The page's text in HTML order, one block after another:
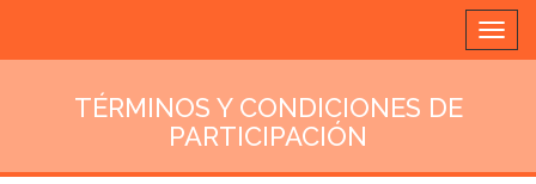
TÉRMINOS Y CONDICIONES DE
PARTICIPACIÓN